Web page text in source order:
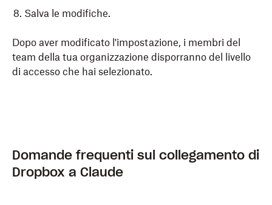
Salva le modifiche.
Dopo aver modificato l'impostazione, i membri del
team della tua organizzazione disporranno del livello
di accesso che hai selezionato.
Domande frequenti sul collegamento di
Dropbox a Claude